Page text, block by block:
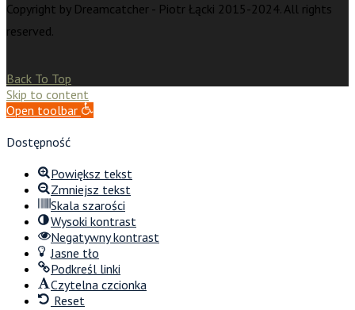
Copyright by Dreamcatcher - Piotr Łącki 2015-2024. All rights
reserved.
Back To Top
Skip to content
Open toolbar
Dostępność
Powiększ tekst
Zmniejsz tekst
Skala szarości
Wysoki kontrast
Negatywny kontrast
Jasne tło
Podkreśl linki
Czytelna czcionka
Reset